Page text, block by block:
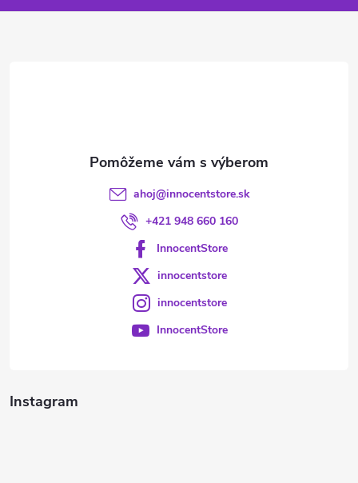
Instagram
ahoj@innocentstore.sk
+421 948 660 160
InnocentStore
innocentstore
innocentstore
InnocentStore